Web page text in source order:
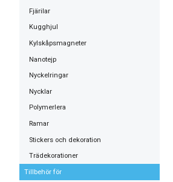
Fjärilar
Kugghjul
Kylskåpsmagneter
Nanotejp
Nyckelringar
Nycklar
Polymerlera
Ramar
Stickers och dekoration
Trädekorationer
Tillbehör för